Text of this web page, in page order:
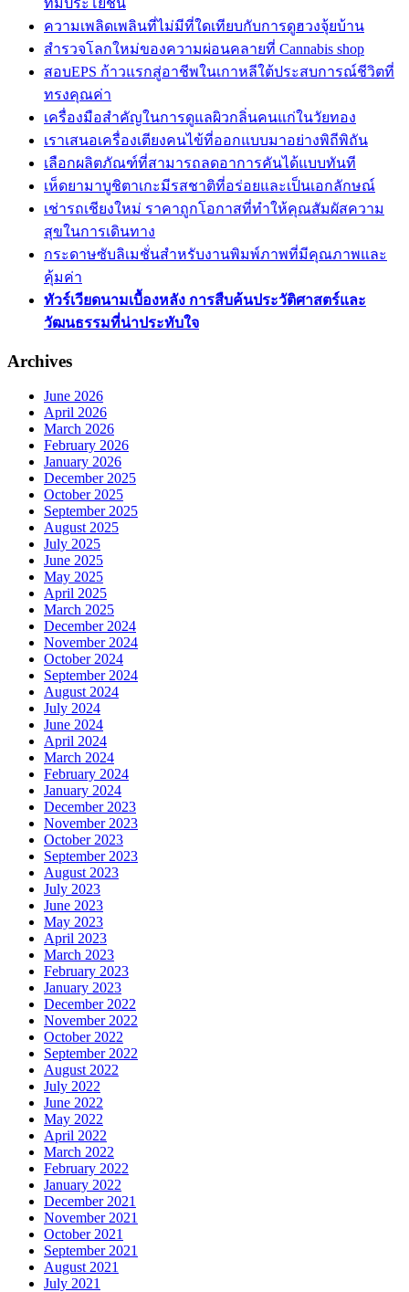
ความเพลิดเพลินที่ไม่มีที่ใดเทียบกับการดูฮวงจุ้ยบ้าน
สำรวจโลกใหม่ของความผ่อนคลายที่ Cannabis shop
สอบEPS ก้าวแรกสู่อาชีพในเกาหลีใต้ประสบการณ์ชีวิตที่
ทรงคุณค่า
เครื่องมือสำคัญในการดูแลผิวกลิ่นคนแก่ในวัยทอง
เราเสนอเครื่องเตียงคนไข้ที่ออกแบบมาอย่างพิถีพิถัน
เลือกผลิตภัณฑ์ที่สามารถลดอาการคันได้แบบทันที
เห็ดยามาบูชิตาเกะมีรสชาติที่อร่อยและเป็นเอกลักษณ์
เช่ารถเชียงใหม่ ราคาถูกโอกาสที่ทำให้คุณสัมผัสความ
สุขในการเดินทาง
กระดาษซับลิเมชั่นสำหรับงานพิมพ์ภาพที่มีคุณภาพและ
คุ้มค่า
ทัวร์เวียดนามเบื้องหลัง การสืบค้นประวัติศาสตร์และ
วัฒนธรรมที่น่าประทับใจ
Archives
June 2026
April 2026
March 2026
February 2026
January 2026
December 2025
October 2025
September 2025
August 2025
July 2025
June 2025
May 2025
April 2025
March 2025
December 2024
November 2024
October 2024
September 2024
August 2024
July 2024
June 2024
April 2024
March 2024
February 2024
January 2024
December 2023
November 2023
October 2023
September 2023
August 2023
July 2023
June 2023
May 2023
April 2023
March 2023
February 2023
January 2023
December 2022
November 2022
October 2022
September 2022
August 2022
July 2022
June 2022
May 2022
April 2022
March 2022
February 2022
January 2022
December 2021
November 2021
October 2021
September 2021
August 2021
July 2021